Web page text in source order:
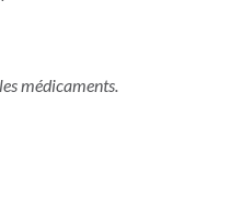
médicaments.